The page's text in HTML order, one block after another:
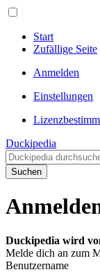
Start
Zufällige Seite
Anmelden
Einstellungen
Duckipedia
Suchen
Duckipedia wird
Melde dich an zum
Benutzername